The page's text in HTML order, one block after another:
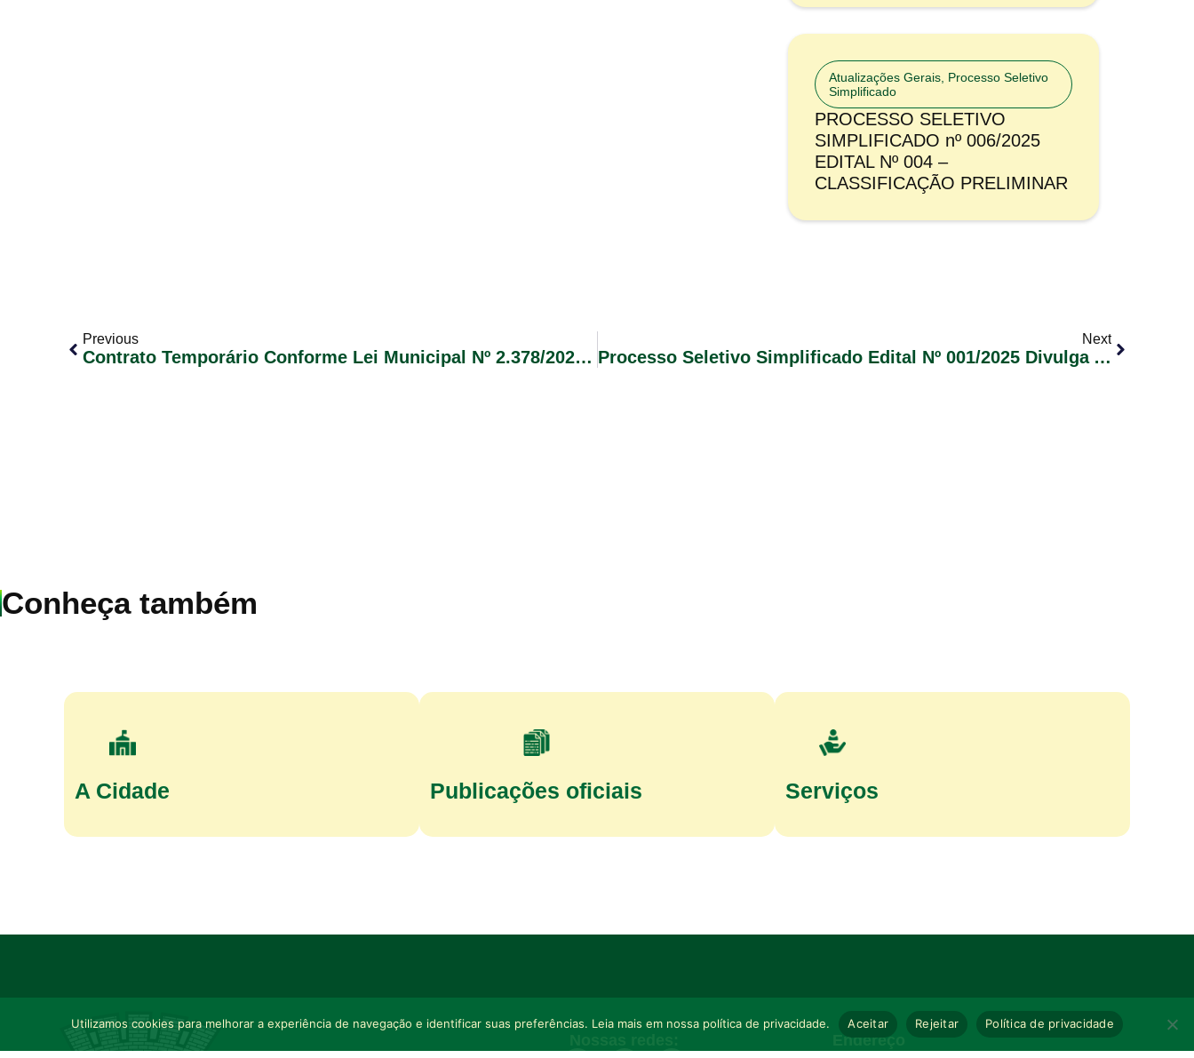
Atualizações Gerais Processo Seletivo
Simplificado
PROCESSO SELETIVO
SIMPLIFICADO nº 006/2025
EDITAL Nº 004 –
CLASSIFICAÇÃO PRELIMINAR
Previous
Contrato Temporário Conforme Lei Municipal Nº 2.378/2025 Edital De Convocação De Candidatos Nº 003/2025.
Next
Processo Seletivo Simplificado Edital Nº 001/2025 Divulga A Classificação Final Para O Cargo: Odontólogo.
Conheça também
A Cidade Publicações oficiais Serviços
Endereço
Utilizamos cookies para melhorar a experiência de navegação e identificar suas preferências. Leia mais em nossa política de privacidade. Aceitar Rejeitar Política de privacidade